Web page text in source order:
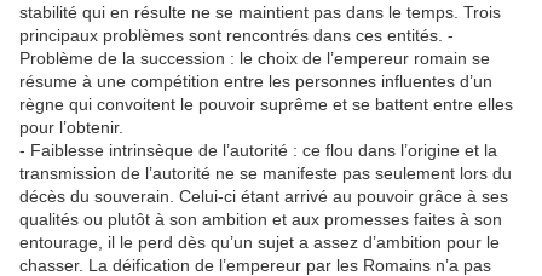
stabilité qui en résulte ne se maintient pas dans le temps. Trois
principaux problèmes sont rencontrés dans ces entités. -
Problème de la succession : le choix de l’empereur romain se
résume à une compétition entre les personnes influentes d’un
règne qui convoitent le pouvoir suprême et se battent entre elles
pour l’obtenir.
- Faiblesse intrinsèque de l’autorité : ce flou dans l’origine et la
transmission de l’autorité ne se manifeste pas seulement lors du
décès du souverain. Celui-ci étant arrivé au pouvoir grâce à ses
qualités ou plutôt à son ambition et aux promesses faites à son
entourage, il le perd dès qu’un sujet a assez d’ambition pour le
chasser. La déification de l’empereur par les Romains n’a pas